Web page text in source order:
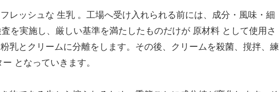
レッシュな 生乳 。工場へ受け入れられる前には、成分・風味・細
を実施し、厳しい基準を満たしたものだけが 原材料 として使用さ
乳とクリームに分離をします。その後、クリームを殺菌、撹拌、練
となっていきます。